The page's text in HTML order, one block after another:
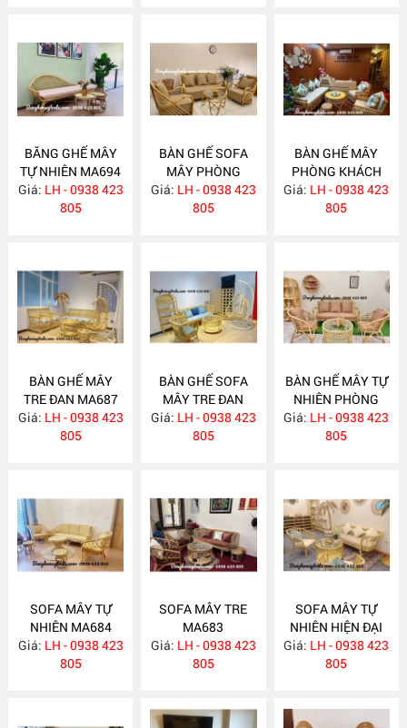
BĂNG GHẾ MÂY
TỰ NHIÊN MA694
Giá: LH - 0938 423
805
BÀN GHẾ SOFA
MÂY PHÒNG
KHÁCH MA689
Giá: LH - 0938 423
805
BÀN GHẾ MÂY
PHÒNG KHÁCH
MA688
Giá: LH - 0938 423
805
BÀN GHẾ MÂY
TRE ĐAN MA687
Giá: LH - 0938 423
805
BÀN GHẾ SOFA
MÂY TRE ĐAN
MA686
Giá: LH - 0938 423
805
BÀN GHẾ MÂY TỰ
NHIÊN PHÒNG
KHÁCH MA685
Giá: LH - 0938 423
805
SOFA MÂY TỰ
NHIÊN MA684
Giá: LH - 0938 423
805
SOFA MÂY TRE
MA683
Giá: LH - 0938 423
805
SOFA MÂY TỰ
NHIÊN HIỆN ĐẠI
MA682
Giá: LH - 0938 423
805